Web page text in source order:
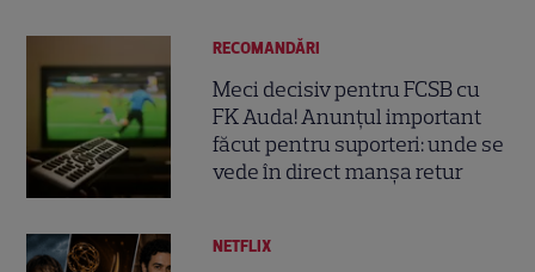
RECOMANDĂRI
Meci decisiv pentru FCSB cu
FK Auda! Anunțul important
făcut pentru suporteri: unde se
vede în direct manșa retur
NETFLIX